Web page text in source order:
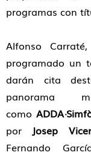
programas con
Alfonso
programado un
darán cita
panorama
como
por
Josep
Fernando